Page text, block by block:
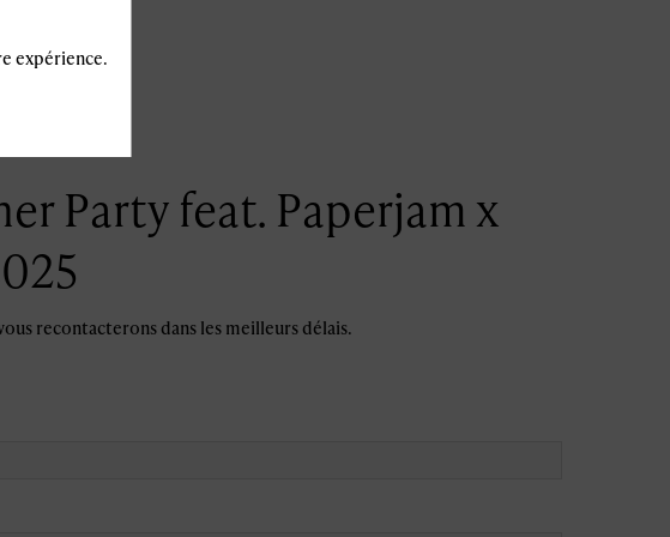
Party feat. Paperjam x
recontacterons dans les meilleurs délais.
expérience.